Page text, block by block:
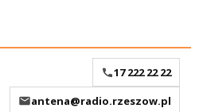
17 222 22 22
antena@radio.rzeszow.pl